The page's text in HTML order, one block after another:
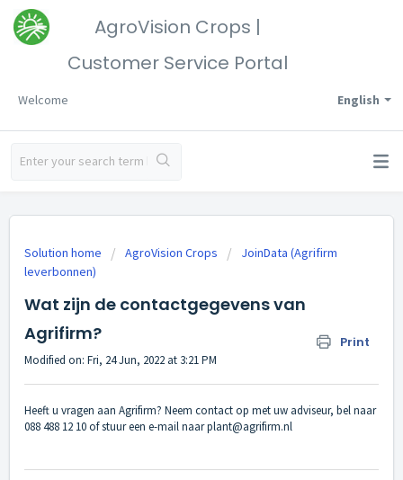
AgroVision Crops |
Customer Service Portal
English
Welcome
Solution home AgroVision Crops
JoinData (Agrifirm
leverbonnen)
Wat zijn de contactgegevens van
Agrifirm?
Print
Modified on: Fri, 24 Jun, 2022 at 3:21 PM
Heeft u vragen aan Agrifirm? Neem contact op met uw adviseur, bel naar
088 488 12 10 of stuur een e-mail naarplant@agrifirm.nl